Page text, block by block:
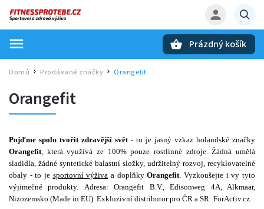
Prázdný košík
Domů / Prodávané značky / Orangefit
Orangefit
Pojďme spolu tvořit zdravější svět- to je jasný vzkaz holandské značky
Orangefit, která využívá ze 100% pouze rostlinné zdroje. Žádná umělá
sladidla, žádné syntetické balastní složky, udržitelný rozvoj, recyklovatelné
obaly - to je sportovní výživa a doplňkyOrangefit. Vyzkoušejte i vy tyto
výjimečné produkty. Adresa: Orangefit B.V., Edisonweg 4A, Alkmaar,
Nizozemsko (Made in EU). Exkluzivní distributor pro ČR a SR: ForActiv.cz.